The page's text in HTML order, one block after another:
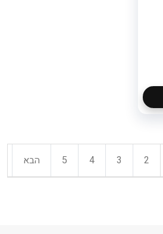
2
3
4
5 הבא